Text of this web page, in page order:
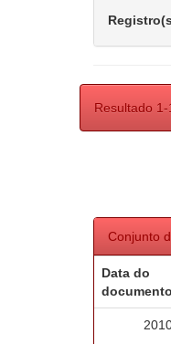
Resultado 1-
Conjunto
Data do
documento